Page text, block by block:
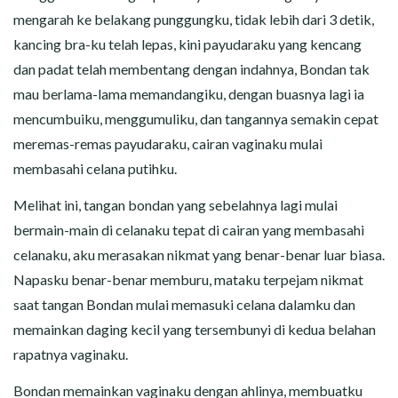
mengarah ke belakang punggungku, tidak lebih dari 3 detik,
kancing bra-ku telah lepas, kini payudaraku yang kencang
dan padat telah membentang dengan indahnya, Bondan tak
mau berlama-lama memandangiku, dengan buasnya lagi ia
mencumbuiku, menggumuliku, dan tangannya semakin cepat
meremas-remas payudaraku, cairan vaginaku mulai
membasahi celana putihku.
Melihat ini, tangan bondan yang sebelahnya lagi mulai
bermain-main di celanaku tepat di cairan yang membasahi
celanaku, aku merasakan nikmat yang benar-benar luar biasa.
Napasku benar-benar memburu, mataku terpejam nikmat
saat tangan Bondan mulai memasuki celana dalamku dan
memainkan daging kecil yang tersembunyi di kedua belahan
rapatnya vaginaku.
Bondan memainkan vaginaku dengan ahlinya, membuatku